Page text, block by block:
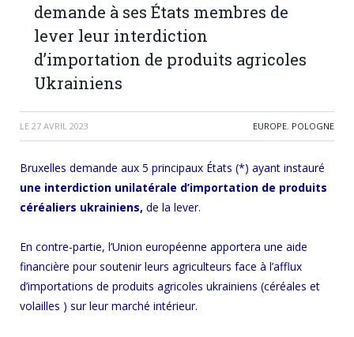
demande à ses États membres de
lever leur interdiction
d’importation de produits agricoles
Ukrainiens
LE 27 AVRIL 2023 EUROPE, POLOGNE
Bruxelles demande aux 5 principaux États (*) ayant instauré
une interdiction unilatérale d’importation de produits
céréaliers ukrainiens, de la lever.
En contre-partie, l’Union européenne apportera une aide
financière pour soutenir leurs agriculteurs face à l’afflux
d’importations de produits agricoles ukrainiens (céréales et
volailles ) sur leur marché intérieur.